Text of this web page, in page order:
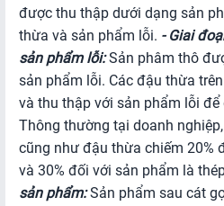
được thu thập dưới dạng sản
thừa và sản phẩm lỗi. - Giai
sản phẩm lỗi:Sản phâm thô
sản phẩm lỗi. Các đậu thừa
và thu thập với sản phẩm lỗi
Thông thường tại doanh
cũng như đậu thừa chiếm 20%
và 30% đối với sản phẩm là
sản phẩm:Sản phẩm sau cát